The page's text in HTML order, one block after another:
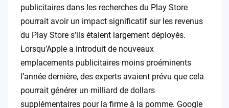
publicitaires dans les recherches du Play Store
pourrait avoir un impact significatif sur les revenus
du Play Store s’ils étaient largement déployés.
Lorsqu’Apple a introduit de nouveaux
emplacements publicitaires moins proéminents
l’année dernière, des experts avaient prévu que cela
pourrait générer un milliard de dollars
supplémentaires pour la firme à la pomme. Google